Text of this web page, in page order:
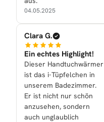
04.05.2025
Clara G.
Ein echtes Highlight!
Dieser Handtuchwärmer
ist das i-Tüpfelchen in
unserem Badezimmer.
Er ist nicht nur schön
anzusehen, sondern
auch unglaublich